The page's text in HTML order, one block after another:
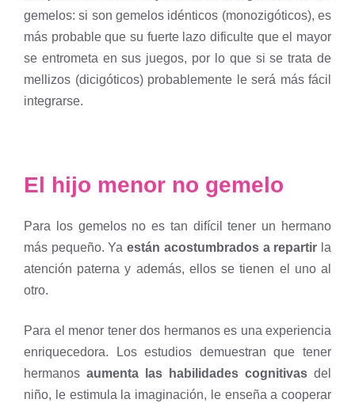
gemelos: si son gemelos idénticos (monozigóticos), es
más probable que su fuerte lazo dificulte que el mayor
se entrometa en sus juegos, por lo que si se trata de
mellizos (dicigóticos) probablemente le será más fácil
integrarse.
El hijo menor no gemelo
Para los gemelos no es tan difícil tener un hermano
más pequeño. Yaestán acostumbrados a repartir la
atención paterna y además, ellos se tienen el uno al
otro.
Para el menor tener dos hermanos es una experiencia
enriquecedora. Los estudios demuestran que tener
hermanos aumenta las habilidades cognitivas del
niño, le estimula la imaginación, le enseña a cooperar